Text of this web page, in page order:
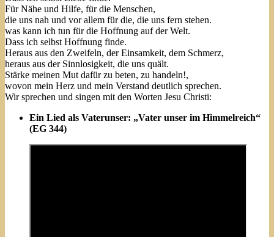
Für Nähe und Hilfe, für die Menschen,
die uns nah und vor allem für die, die uns fern stehen.
was kann ich tun für die Hoffnung auf der Welt.
Dass ich selbst Hoffnung finde.
Heraus aus den Zweifeln, der Einsamkeit, dem Schmerz,
heraus aus der Sinnlosigkeit, die uns quält.
Stärke meinen Mut dafür zu beten, zu handeln!,
wovon mein Herz und mein Verstand deutlich sprechen.
Wir sprechen und singen mit den Worten Jesu Christi:
Ein Lied als Vaterunser: „Vater unser im Himmelreich“
(EG 344)